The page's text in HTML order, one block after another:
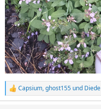
R
e
Capsium,ghost155 und Diede